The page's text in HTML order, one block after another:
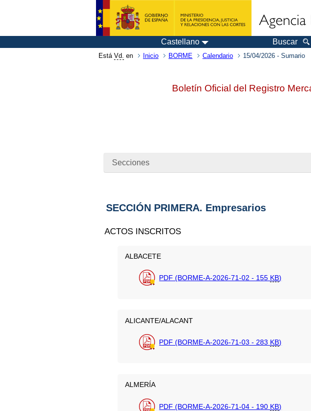
Castellano Buscar
Está Vd. en Inicio BORME Calendario 15/04/2026 - Sumario
Boletín Oficial del Registro
Secciones
SECCIÓN PRIMERA. Empresarios
ACTOS INSCRITOS
ALBACETE
PDF (BORME-A-2026-71-02 - 155 KB)
ALICANTE/ALACANT
PDF (BORME-A-2026-71-03 - 283 KB)
ALMERÍA
PDF (BORME-A-2026-71-04 - 190 KB)